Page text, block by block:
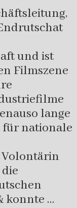
und ist
Filmszene
lange
nationale
konnte …